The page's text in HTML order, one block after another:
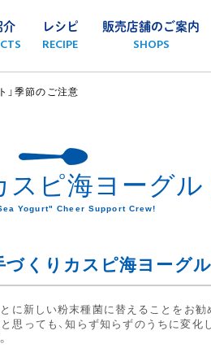
介 レシピ
RECIPE
販売店舗のご案内
SHOPS
」季節のご注意
スピ海ヨーグル
Yogurt" Cheer Support Crew!
づくりカスピ海ヨーグル
に新しい粉末種菌に替えることをお勧
思っても、知らず知らずのうちに変化